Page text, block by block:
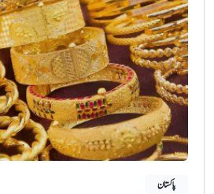
پاکستان